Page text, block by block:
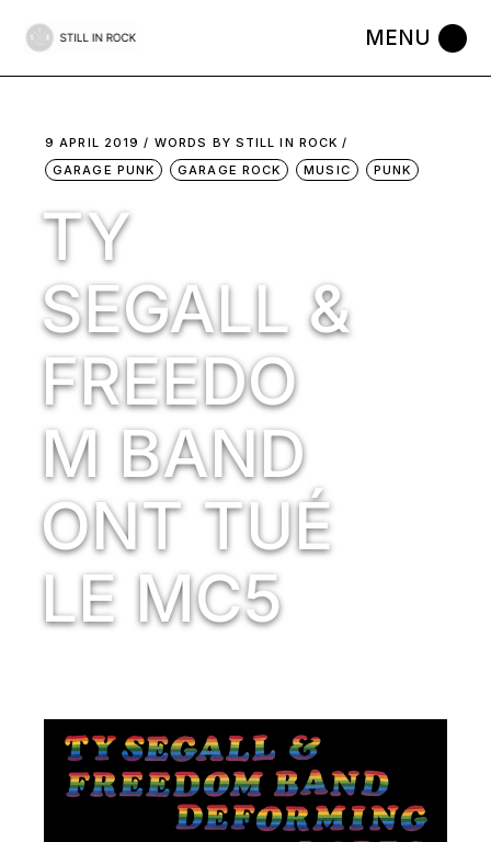
9 APRIL 2019 WORDS BY STILL IN ROCK
GARAGE PUNK
GARAGE ROCK MUSIC PUNK
TY
SEGALL &
FREEDO
M BAND
ONT TUÉ
LE MC5